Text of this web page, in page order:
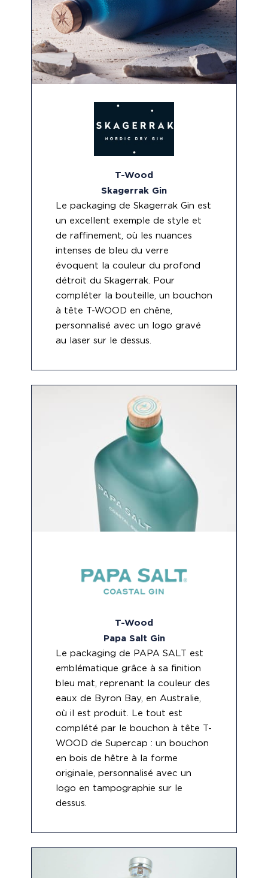
T-Wood
Skagerrak Gin
Le packaging de Skagerrak Gin est
un excellent exemple de style et
de raffinement, où les nuances
intenses de bleu du verre
évoquent la couleur du profond
détroit du Skagerrak. Pour
compléter la bouteille, un bouchon
à tête T-WOOD en chêne,
personnalisé avec un logo gravé
au laser sur le dessus.
T-Wood
Papa Salt Gin
Le packaging de PAPA SALT est
emblématique grâce à sa finition
bleu mat, reprenant la couleur des
eaux de Byron Bay, en Australie,
où il est produit. Le tout est
complété par le bouchon à tête T-
WOOD de Supercap : un bouchon
en bois de hêtre à la forme
originale, personnalisé avec un
logo en tampographie sur le
dessus.